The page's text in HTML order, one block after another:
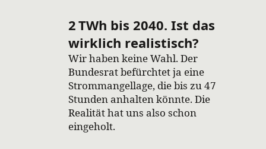
2 TWh bis 2040. Ist das
wirklich realistisch?
Wir haben keine Wahl. Der
Bundesrat befürchtet ja eine
Strommangellage, die bis zu 47
Stunden anhalten könnte. Die
Realität hat uns also schon
eingeholt.